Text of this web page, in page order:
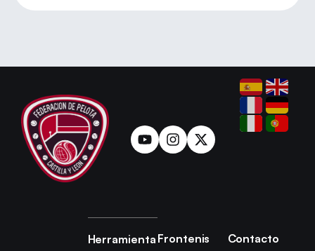
Herramienta Frontenis
Contacto